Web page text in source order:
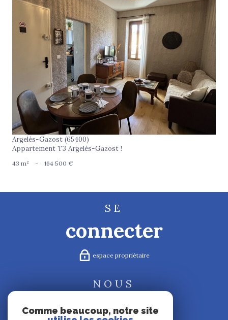
voir le bien
Argelès-Gazost (65400)
Appartement T3 Argelès-Gazost !
43 m² - 164 500 €
SE
connecter
espace propriétaire
NOUS
suivre
Comme beaucoup, notre site